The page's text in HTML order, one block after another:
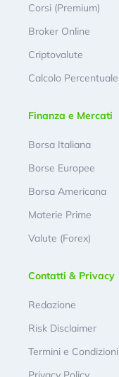
Corsi (Premium)
Broker Online
Criptovalute
Calcolo Percentuale
Finanza e Mercati
Borsa Italiana
Borse Europee
Borsa Americana
Materie Prime
Valute (Forex)
Contatti & Privacy
Redazione
Risk Disclaimer
Termini e Condizioni